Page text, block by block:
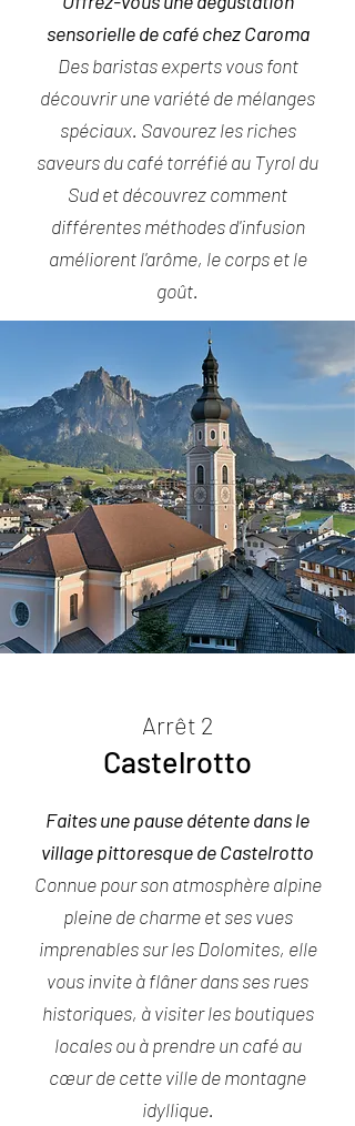
sensorielle de café chez Caroma
Des baristasexpertsvous font
découvrir une variété de mélanges
spéciaux. Savourez les riches
saveurs du café torréfié au Tyrol du
Sud et découvrez comment
différentes méthodes d'infusion
améliorent l'arôme, le corps et le
goût.
Arrêt 2
Castelrotto
Faites une pause détente dans le
village pittoresque de Castelrotto
Connue pour son atmosphère alpine
pleine de charme et ses vues
imprenables sur les Dolomites, elle
vous invite à flâner dans ses rues
historiques, à visiter les boutiques
locales ou à prendre un café au
cœur de cette ville de montagne
idyllique.